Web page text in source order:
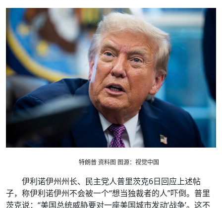
特朗普 资料图 图源：视觉中国
伊利诺伊州州长、民主党人普里茨克6日回应上述帖
子，称伊利诺伊州不会被一个“想当独裁者的人”吓倒。普里
茨克说：“美国总统威胁要对一座美国城市发动‘战争’。这不